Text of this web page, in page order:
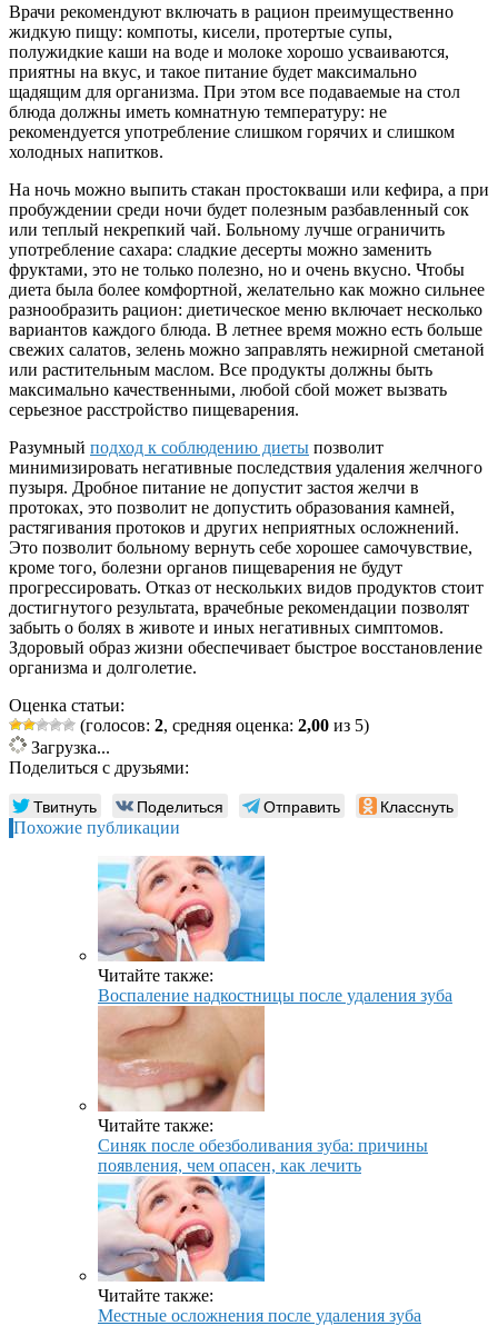
Врачи рекомендуют включать в рацион преимущественно
жидкую пищу: компоты, кисели, протертые супы,
полужидкие каши на воде и молоке хорошо усваиваются,
приятны на вкус, и такое питание будет максимально
щадящим для организма. При этом все подаваемые на стол
блюда должны иметь комнатную температуру: не
рекомендуется употребление слишком горячих и слишком
холодных напитков.
На ночь можно выпить стакан простокваши или кефира, а при
пробуждении среди ночи будет полезным разбавленный сок
или теплый некрепкий чай. Больному лучше ограничить
употребление сахара: сладкие десерты можно заменить
фруктами, это не только полезно, но и очень вкусно. Чтобы
диета была более комфортной, желательно как можно сильнее
разнообразить рацион: диетическое меню включает несколько
вариантов каждого блюда. В летнее время можно есть больше
свежих салатов, зелень можно заправлять нежирной сметаной
или растительным маслом. Все продукты должны быть
максимально качественными, любой сбой может вызвать
серьезное расстройство пищеварения.
Разумный подход к соблюдению диеты позволит
минимизировать негативные последствия удаления желчного
пузыря. Дробное питание не допустит застоя желчи в
протоках, это позволит не допустить образования камней,
растягивания протоков и других неприятных осложнений.
Это позволит больному вернуть себе хорошее самочувствие,
кроме того, болезни органов пищеварения не будут
прогрессировать. Отказ от нескольких видов продуктов стоит
достигнутого результата, врачебные рекомендации позволят
забыть о болях в животе и иных негативных симптомов.
Здоровый образ жизни обеспечивает быстрое восстановление
организма и долголетие.
Оценка статьи:
(голосов: 2, средняя оценка: 2,00 из 5)
Загрузка...
Поделиться с друзьями:
Твитнуть Поделиться Отправить Класснуть
Похожие публикации
Читайте также:
Воспаление надкостницы после удаления зуба
Читайте также:
Синяк после обезболивания зуба: причины
появления, чем опасен, как лечить
Читайте также:
Местные осложнения после удаления зуба